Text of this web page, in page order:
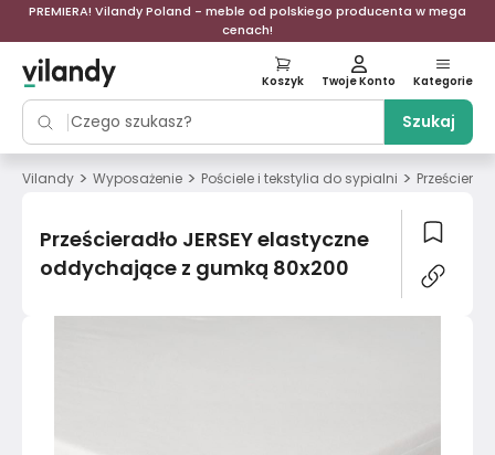
PREMIERA! Vilandy Poland - meble od polskiego producenta w mega
cenach!
Szukaj
Koszyk Twoje Konto Kategorie
Vilandy > Wyposażenie > Pościele i tekstylia do sypialni >
Prześcieradło JERSEY elastyczne
oddychające z gumką 80x200